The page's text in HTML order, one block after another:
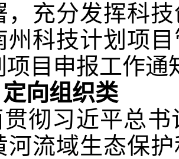
，充分发挥科
州科技计划项
项目申报工作通
定向组织类
彻习近平总
河流域生态保